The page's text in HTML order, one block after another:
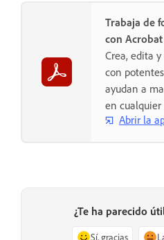
Trabaja de
con
Crea, edita
con
ayudan a
en cualquier
Abrir la
¿Te ha parecido
Sí, gracias